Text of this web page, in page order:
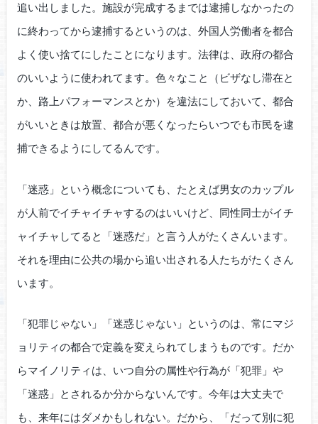
追い出しました。施設が完成するまでは逮捕しなかったの
に終わってから逮捕するというのは、外国人労働者を都合
よく使い捨てにしたことになります。法律は、政府の都合
のいいように使われてます。色々なこと（ビザなし滞在と
か、路上パフォーマンスとか）を違法にしておいて、都合
がいいときは放置、都合が悪くなったらいつでも市民を逮
捕できるようにしてるんです。
「迷惑」という概念についても、たとえば男女のカップル
が人前でイチャイチャするのはいいけど、同性同士がイチ
ャイチャしてると「迷惑だ」と言う人がたくさんいます。
それを理由に公共の場から追い出される人たちがたくさん
います。
「犯罪じゃない」「迷惑じゃない」というのは、常にマジ
ョリティの都合で定義を変えられてしまうものです。だか
らマイノリティは、いつ自分の属性や行為が「犯罪」や
「迷惑」とされるか分からないんです。今年は大丈夫で
も、来年にはダメかもしれない。だから、「だって別に犯